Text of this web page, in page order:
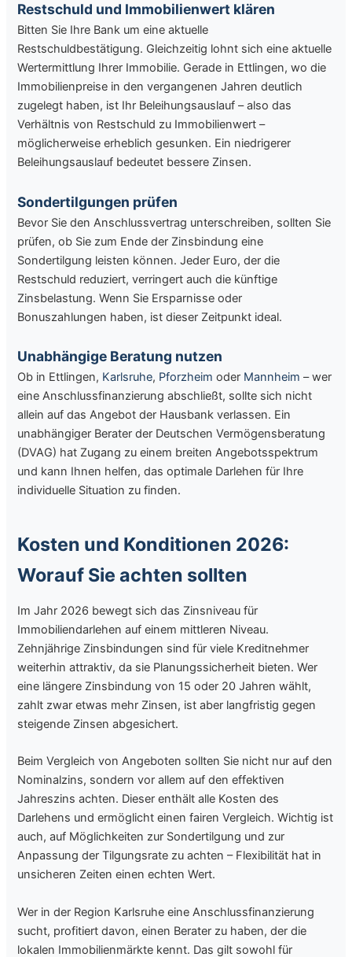
Restschuld und Immobilienwert klären
Bitten Sie Ihre Bank um eine aktuelle
Restschuldbestätigung. Gleichzeitig lohnt sich eine aktuelle
Wertermittlung Ihrer Immobilie. Gerade in Ettlingen, wo die
Immobilienpreise in den vergangenen Jahren deutlich
zugelegt haben, ist Ihr Beleihungsauslauf – also das
Verhältnis von Restschuld zu Immobilienwert –
möglicherweise erheblich gesunken. Ein niedrigerer
Beleihungsauslauf bedeutet bessere Zinsen.
Sondertilgungen prüfen
Bevor Sie den Anschlussvertrag unterschreiben, sollten Sie
prüfen, ob Sie zum Ende der Zinsbindung eine
Sondertilgung leisten können. Jeder Euro, der die
Restschuld reduziert, verringert auch die künftige
Zinsbelastung. Wenn Sie Ersparnisse oder
Bonuszahlungen haben, ist dieser Zeitpunkt ideal.
Unabhängige Beratung nutzen
Ob in Ettlingen, Karlsruhe, Pforzheim oder Mannheim – wer
eine Anschlussfinanzierung abschließt, sollte sich nicht
allein auf das Angebot der Hausbank verlassen. Ein
unabhängiger Berater der Deutschen Vermögensberatung
(DVAG) hat Zugang zu einem breiten Angebotsspektrum
und kann Ihnen helfen, das optimale Darlehen für Ihre
individuelle Situation zu finden.
Kosten und Konditionen 2026:
Worauf Sie achten sollten
Im Jahr 2026 bewegt sich das Zinsniveau für
Immobiliendarlehen auf einem mittleren Niveau.
Zehnjährige Zinsbindungen sind für viele Kreditnehmer
weiterhin attraktiv, da sie Planungssicherheit bieten. Wer
eine längere Zinsbindung von 15 oder 20 Jahren wählt,
zahlt zwar etwas mehr Zinsen, ist aber langfristig gegen
steigende Zinsen abgesichert.
Beim Vergleich von Angeboten sollten Sie nicht nur auf den
Nominalzins, sondern vor allem auf den effektiven
Jahreszins achten. Dieser enthält alle Kosten des
Darlehens und ermöglicht einen fairen Vergleich. Wichtig ist
auch, auf Möglichkeiten zur Sondertilgung und zur
Anpassung der Tilgungsrate zu achten – Flexibilität hat in
unsicheren Zeiten einen echten Wert.
Wer in der Region Karlsruhe eine Anschlussfinanzierung
sucht, profitiert davon, einen Berater zu haben, der die
lokalen Immobilienmärkte kennt. Das gilt sowohl für